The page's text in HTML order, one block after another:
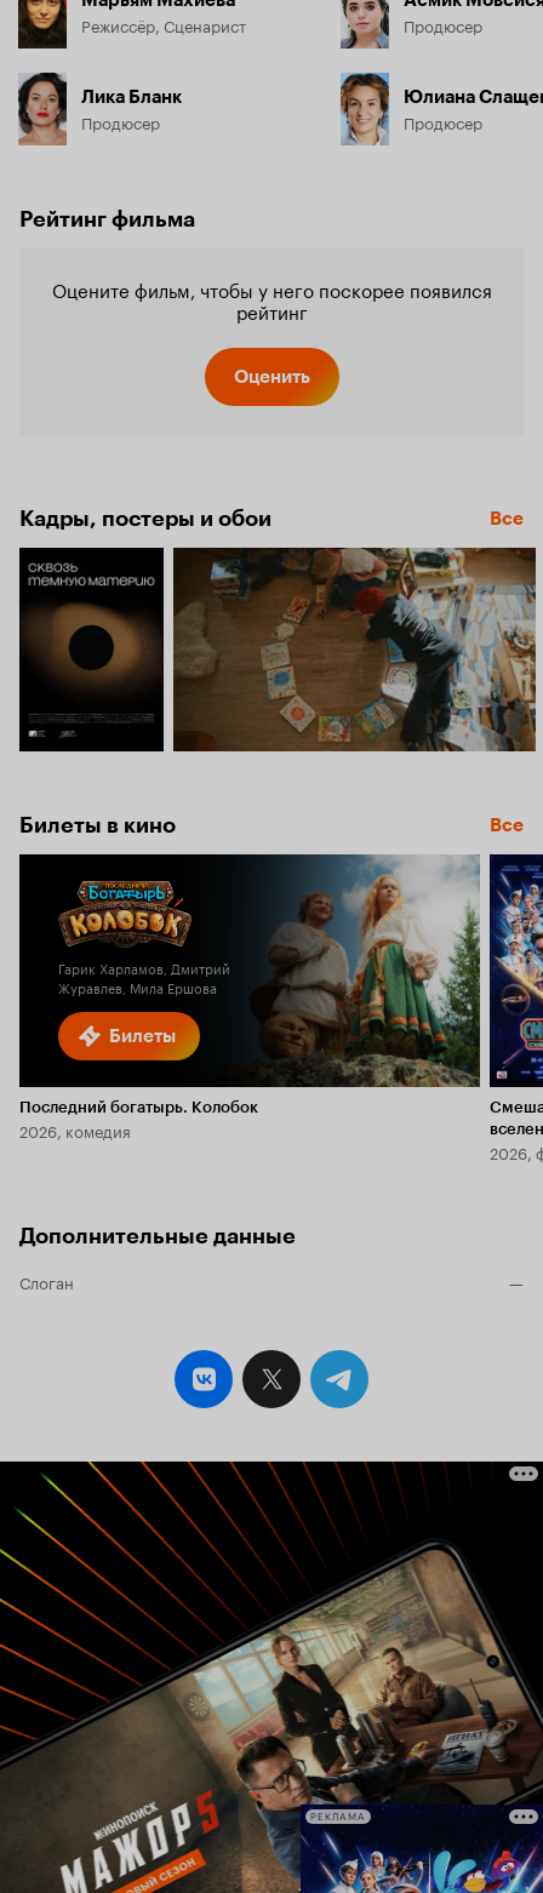
Режиссёр, Сценарист
Лика Бланк
Продюсер
Продюсер
Юлиана
Продюсер
Рейтинг фильма
Оцените фильм, чтобы у него поскорее появился
рейтинг
Оценить
Кадры, постеры и обои Все
Билеты в кино Все
Билеты
Гарик Харламов, Дмитрий
Журавлев, Мила Ершова
Последний богатырь. Колобок
2026, комедия
2026,
Дополнительные данные
Слоган —
РЕКЛАМА